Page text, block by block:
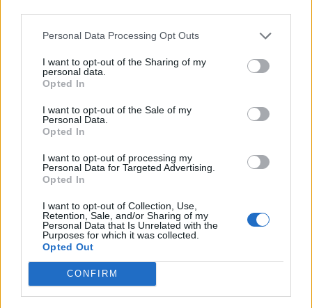
Personal Data Processing Opt Outs
I want to opt-out of the Sharing of my
personal data.
Opted In
I want to opt-out of the Sale of my
Personal Data.
Opted In
I want to opt-out of processing my
Personal Data for Targeted Advertising.
Opted In
I want to opt-out of Collection, Use,
Retention, Sale, and/or Sharing of my
Personal Data that Is Unrelated with the
Purposes for which it was collected.
Opted Out
CONFIRM
ΑΠΟΨΕΙΣ